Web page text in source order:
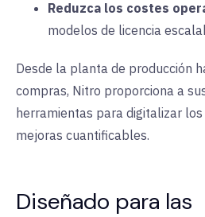
Reduzca los costes
modelos de licencia
Desde la planta de producción
compras, Nitro proporciona a
herramientas para digitalizar
mejoras cuantificables.
Diseñado para las